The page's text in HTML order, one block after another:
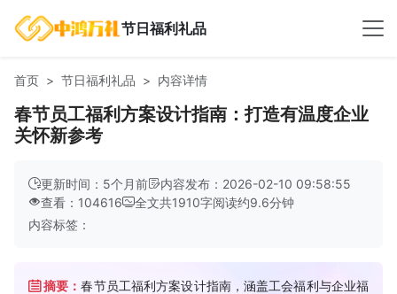
节日福利礼品
首页 节日福利礼品 内容详情
春节员工福利方案设计指南：打造有温度企业
关怀新参考
更新时间：5个月前
内容发布：2026-02-10 09:58:55
查看：104616
全文共1910字阅读约9.6分钟
内容标签：
摘要：春节员工福利方案设计指南，涵盖工会福利与企业福